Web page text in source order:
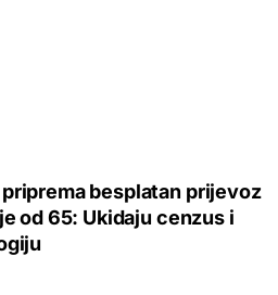
besplatan prijevoz
od 65: Ukidaju cenzus i